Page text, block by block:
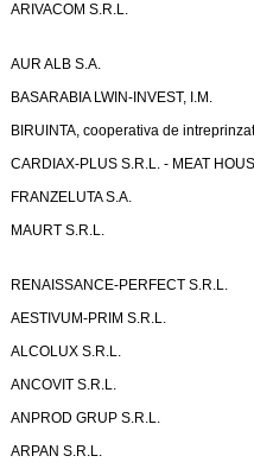
ARIVACOM S.R.L.
AUR ALB S.A.
BASARABIA LWIN-INVEST, I.M.
BIRUINTA, cooperativa de
CARDIAX-PLUS S.R.L. - MEAT
FRANZELUTA S.A.
MAURT S.R.L.
RENAISSANCE-PERFECT S.R.L.
AESTIVUM-PRIM S.R.L.
ALCOLUX S.R.L.
ANCOVIT S.R.L.
ANPROD GRUP S.R.L.
ARPAN S.R.L.